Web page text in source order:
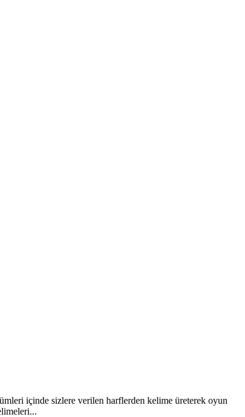
içinde sizlere verilen harflerden kelime üreterek oyun